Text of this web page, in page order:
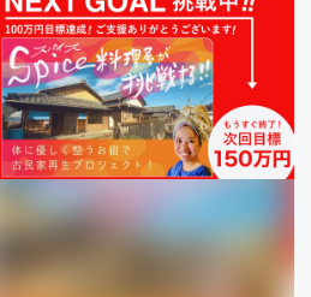
アート・写真
テクノロジー・ガジェット
映像・映画
まちづくり・地域活性化